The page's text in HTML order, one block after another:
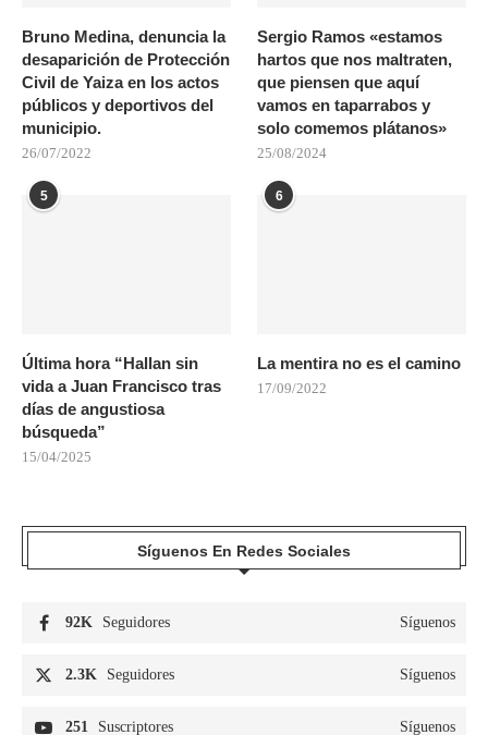
Bruno Medina, denuncia la
desaparición de Protección
Civil de Yaiza en los actos
públicos y deportivos del
municipio.
26/07/2022
Sergio Ramos «estamos
hartos que nos maltraten,
que piensen que aquí
vamos en taparrabos y
solo comemos plátanos»
25/08/2024
5
Última hora “Hallan sin
vida a Juan Francisco tras
días de angustiosa
búsqueda”
15/04/2025
6
La mentira no es el camino
17/09/2022
Síguenos En Redes Sociales
92K Seguidores Síguenos
2.3K Seguidores Síguenos
251 Suscriptores Síguenos